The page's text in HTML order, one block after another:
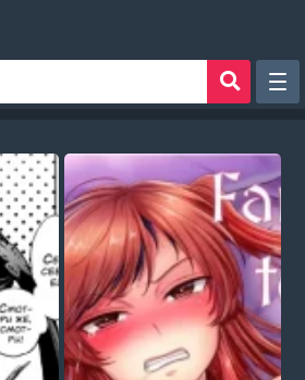
Фильтр
Авторы
Аниме хентай
Сборники манги
Sign in
Register